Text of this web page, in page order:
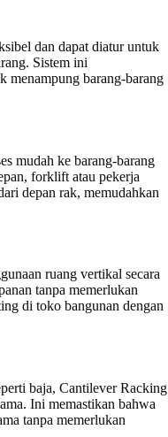
dan dapat diatur untuk
Sistem ini
menampung barang-barang
mudah ke barang-barang
forklift atau pekerja
depan rak, memudahkan
ruang vertikal secara
tanpa memerlukan
di toko bangunan dengan
baja, Cantilever Racking
Ini memastikan bahwa
tanpa memerlukan